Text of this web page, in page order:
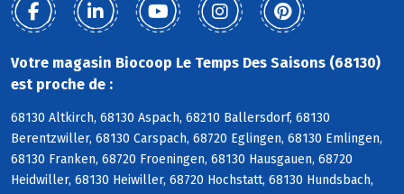
Votre magasin Biocoop Le Temps Des Saisons (68130)
est proche de :
68130 Altkirch, 68130 Aspach, 68210 Ballersdorf, 68130
Berentzwiller, 68130 Carspach, 68720 Eglingen, 68130 Emlingen,
68130 Franken, 68720 Froeningen, 68130 Hausgauen, 68720
Heidwiller, 68130 Heiwiller, 68720 Hochstatt, 68130 Hundsbach,